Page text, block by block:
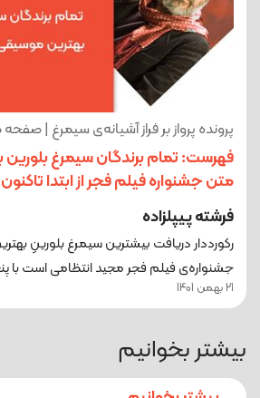
پرونده پرواز بر فراز آشیانه‌ی سیمرغ |
فهرست: تمام برندگان سیمرغ
متن جشنواره فیلم فجر از ابتدا تاکنون
فرشته پیپلزاده
رکورددار دریافت بیشترین سیمرغ بلورینِ
جشنواره‌ی فیلم فجر مجید انتظامی است با
21 بهمن 1401
بیشتر بخوانیم